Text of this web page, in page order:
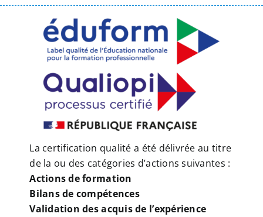
La certification qualité a été délivrée au titre
de la ou des catégories d’actions suivantes :
Actions de formation
Bilans de compétences
Validation des acquis de l’expérience